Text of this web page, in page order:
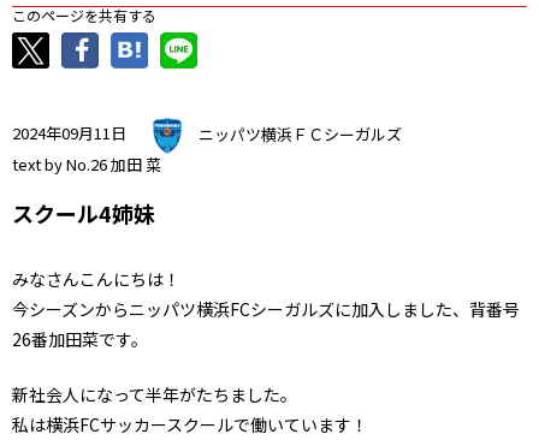
このページを共有する
2024年09月11日
ニッパツ横浜ＦＣシーガルズ
text by No.26 加田 菜
スクール4姉妹
みなさんこんにちは！
今シーズンからニッパツ横浜FCシーガルズに加入しました、背番号
26番加田菜です。
新社会人になって半年がたちました。
私は横浜FCサッカースクールで働いています！